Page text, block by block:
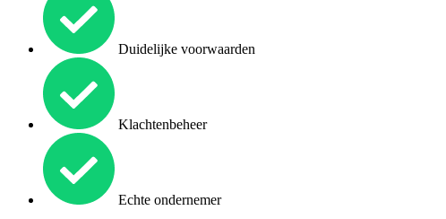
Duidelijke voorwaarden
Klachtenbeheer
Echte ondernemer